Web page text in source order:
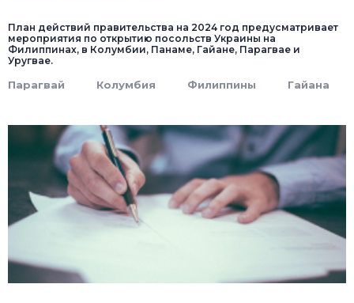
План действий правительства на 2024 год предусматривает
мероприятия по открытию посольств Украины на
Филиппинах, в Колумбии, Панаме, Гайане, Парагвае и
Уругвае.
Парагвай Колумбия Филиппины Гайана